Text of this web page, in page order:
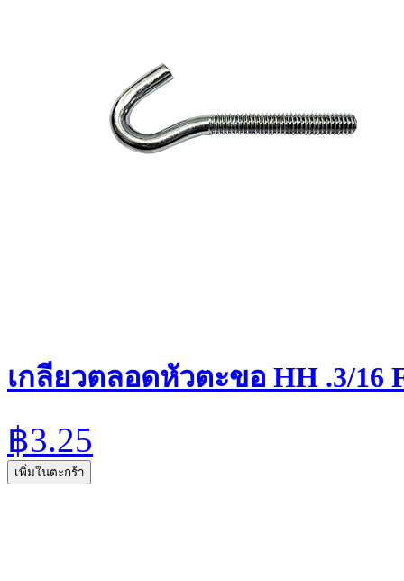
เกลียวตลอดหัวตะขอ HH .3/16
฿3.25
เพิ่มในตะกร้า